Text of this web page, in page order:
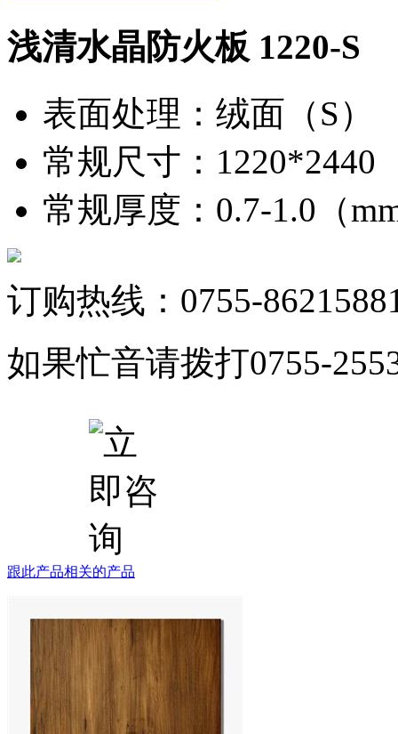
浅清水晶防火板 1220-S
表面处理 ： 绒面（S）
常规尺寸 ： 1220*2440
常规厚度 ： 0.7-1.0（
订购热线：0755-
如果忙音请拨打0755-
跟此产品相关的产品